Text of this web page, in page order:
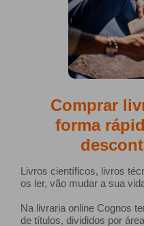
Comprar
forma
Livros científicos, livros
os ler, vão mudar a sua
Na livraria online Cognos
de títulos, divididos por